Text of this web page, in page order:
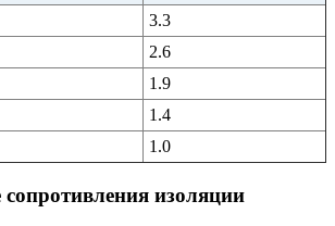
3.3
2.6
1.9
1.4
1.0
изоляции